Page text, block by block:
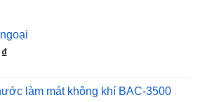
₫
làm mát không khí BAC-3500